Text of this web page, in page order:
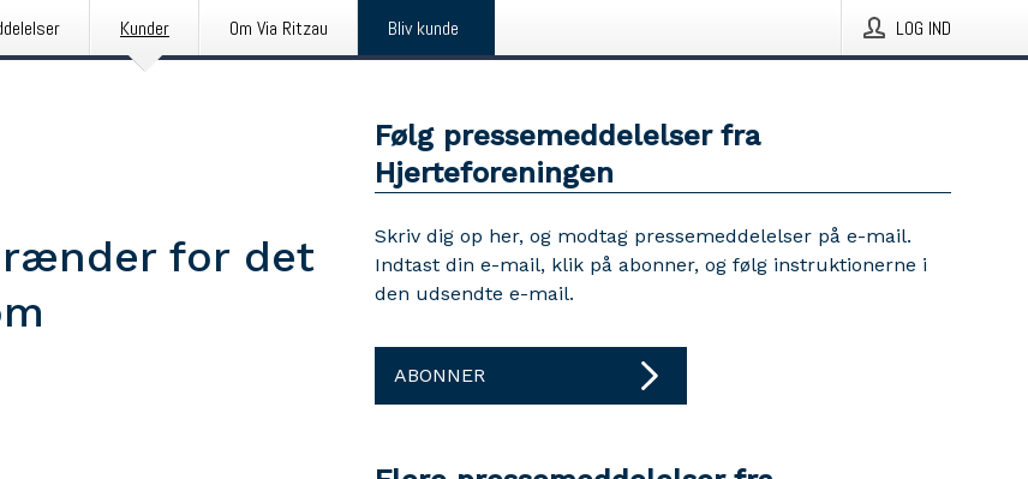
Kunder Om Via Ritzau Bliv kunde LOG IND
for det
Følg pressemeddelelser fra
Hjerteforeningen
Skriv dig op her, og modtag pressemeddelelser på e-mail.
Indtast din e-mail, klik på abonner, og følg instruktionerne i
den udsendte e-mail.
ABONNER